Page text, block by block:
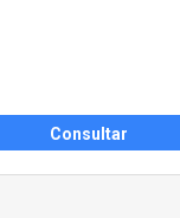
Consultar